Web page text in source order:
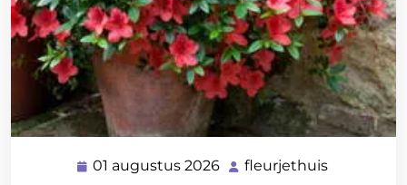
01 augustus 2026 01 fleurjethuis